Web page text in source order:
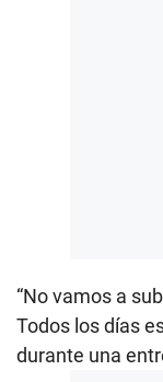
“No vamos a
Todos los días
durante una